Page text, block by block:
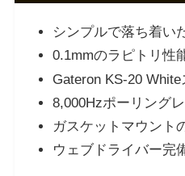
シンプルで落ち着い
0.1mmのラピトリ性
Gateron KS-20
8,000Hzポーリング
ガスケットマウント
ウェブドライバー完